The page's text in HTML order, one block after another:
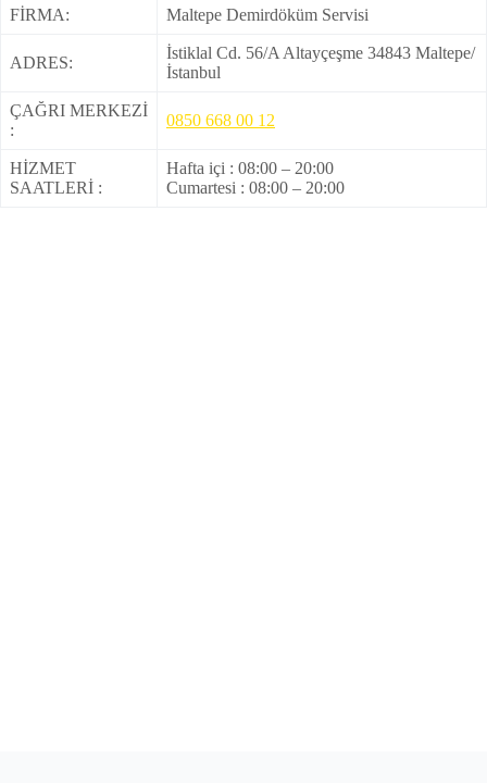
FİRMA: Maltepe Demirdöküm Servisi
ADRES:
İstiklal Cd. 56/A Altayçeşme 34843 Maltepe/
İstanbul
ÇAĞRI MERKEZİ
:
0850 668 00 12
HİZMET
SAATLERİ :
Hafta içi : 08:00 – 20:00
Cumartesi : 08:00 – 20:00